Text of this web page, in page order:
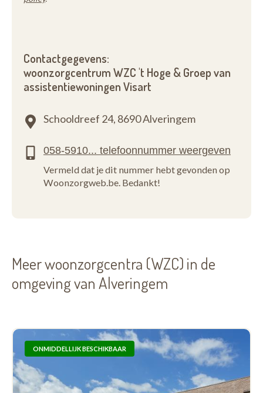
Contactgegevens:
woonzorgcentrum WZC 't Hoge & Groep van
assistentiewoningen Visart
Schooldreef 24, 8690 Alveringem
Vermeld dat je dit nummer hebt gevonden op
Woonzorgweb.be. Bedankt!
Meer woonzorgcentra (WZC) in de
omgeving van Alveringem
ONMIDDELLIJK BESCHIKBAAR